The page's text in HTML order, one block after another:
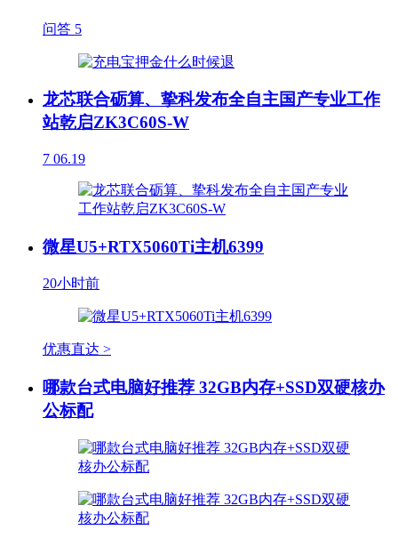
问答 5
龙芯联合砺算、挚科发布全自主国产专业工作
站乾启ZK3C60S-W
7 06.19
微星U5+RTX5060Ti主机6399
20小时前
优惠直达 >
哪款台式电脑好推荐 32GB内存+SSD双硬核办
公标配